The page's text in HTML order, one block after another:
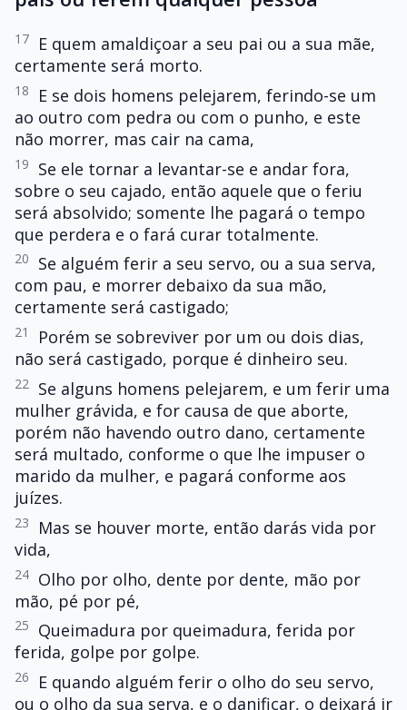
17
E quem amaldiçoar a seu pai ou a sua mãe,
certamente será morto.
18
E se dois homens pelejarem, ferindo-se um
ao outro com pedra ou com o punho, e este
não morrer, mas cair na cama,
19
Se ele tornar a levantar-se e andar fora,
sobre o seu cajado, então aquele que o feriu
será absolvido; somente lhe pagará o tempo
que perdera e o fará curar totalmente.
20
Se alguém ferir a seu servo, ou a sua serva,
com pau, e morrer debaixo da sua mão,
certamente será castigado;
21
Porém se sobreviver por um ou dois dias,
não será castigado, porque é dinheiro seu.
22 Se alguns homens pelejarem, e um ferir uma
mulher grávida, e for causa de que aborte,
porém não havendo outro dano, certamente
será multado, conforme o que lhe impuser o
marido da mulher, e pagará conforme aos
juízes.
23
Mas se houver morte, então darás vida por
vida,
24 Olho por olho, dente por dente, mão por
mão, pé por pé,
25
Queimadura por queimadura, ferida por
ferida, golpe por golpe.
26
E quando alguém ferir o olho do seu servo,
ou o olho da sua serva, e o danificar, o deixará ir